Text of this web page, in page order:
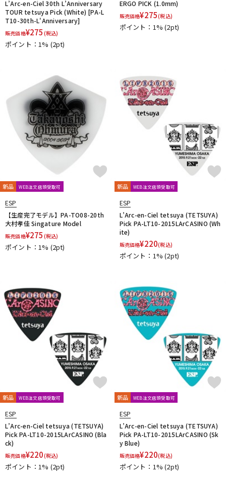
L’Arc-en-Ciel 30th L’Anniversary
TOUR tetsuya Pick (White) [PA-L
T10-30th-L'Anniversary]
販売価格¥275 (税込)
ポイント：1% (2pt)
ERGO PICK (1.0mm)
販売価格¥275(税込)
ポイント：1%(2pt)
新品 WEB注文店頭受取可
ESP
【生産完了モデル】PA-TO08-20th
大村孝佳 Singature Model
販売価格¥275 (税込)
ポイント：1% (2pt)
新品 WEB注文店頭受取可
ESP
L’Arc-en-Ciel tetsuya (TETSUYA)
Pick PA-LT10-2015LArCASINO (Wh
ite)
販売価格¥220(税込)
ポイント：1%(2pt)
新品 WEB注文店頭受取可
ESP
L’Arc-en-Ciel tetsuya (TETSUYA)
Pick PA-LT10-2015LArCASINO (Bla
ck)
販売価格¥220(税込)
ポイント：1% (2pt)
新品 WEB注文店頭受取可
ESP
L’Arc-en-Ciel tetsuya (TETSUYA)
Pick PA-LT10-2015LArCASINO (Sk
y Blue)
販売価格¥220(税込)
ポイント：1%(2pt)